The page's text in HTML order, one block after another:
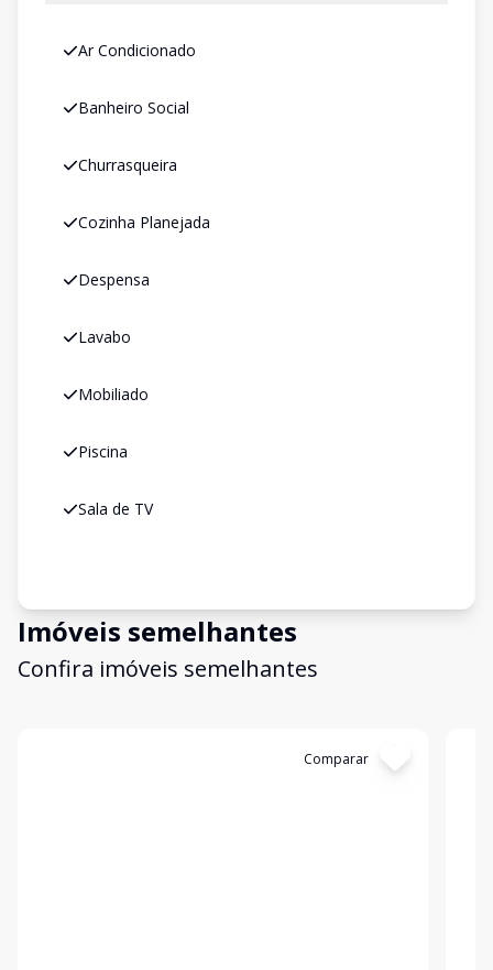
Ar Condicionado
Banheiro Social
Churrasqueira
Cozinha Planejada
Despensa
Lavabo
Mobiliado
Piscina
Sala de TV
Imóveis semelhantes
Confira imóveis semelhantes
Comparar